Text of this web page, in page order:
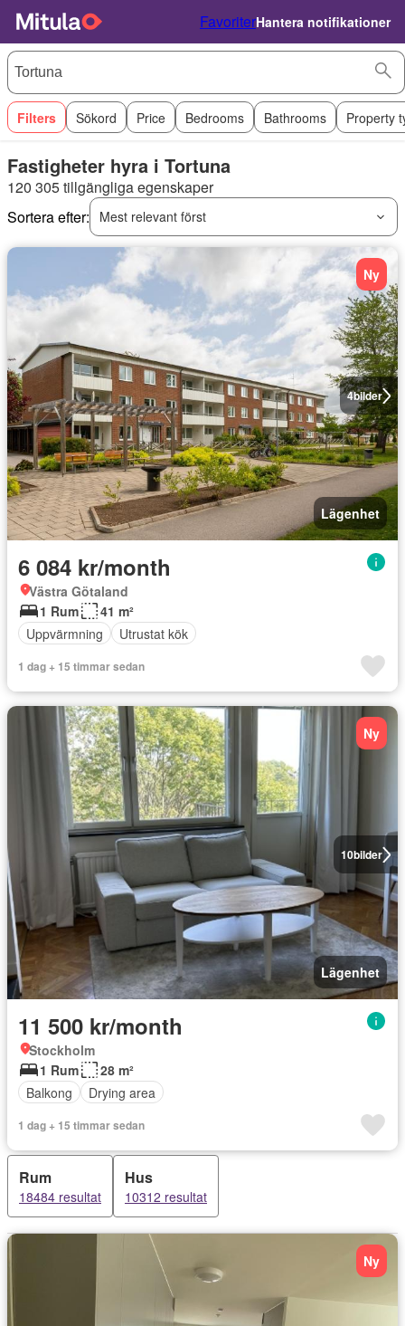
FavoriterHantera notifikationer
Filters Sökord Price Bedrooms Bathrooms Property
Fastigheter hyra i Tortuna
120 305 tillgängliga egenskaper
Sortera efter:
Mest relevant först
4bilder
Ny
Lägenhet
6 084 kr/month
Västra Götaland
1 Rum
41 m²
Uppvärmning
Utrustat kök
1 dag + 15 timmar sedan
10bilder
Ny
Lägenhet
11 500 kr/month
Stockholm
1 Rum
28 m²
Balkong
Drying area
1 dag + 15 timmar sedan
Rum
18484 resultat
Hus
10312 resultat
Ny